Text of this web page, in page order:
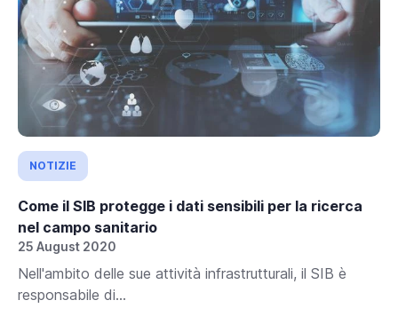
NOTIZIE
Come il SIB protegge i dati sensibili per la ricerca
nel campo sanitario
25 August 2020
Nell'ambito delle sue attività infrastrutturali, il SIB è
responsabile di...